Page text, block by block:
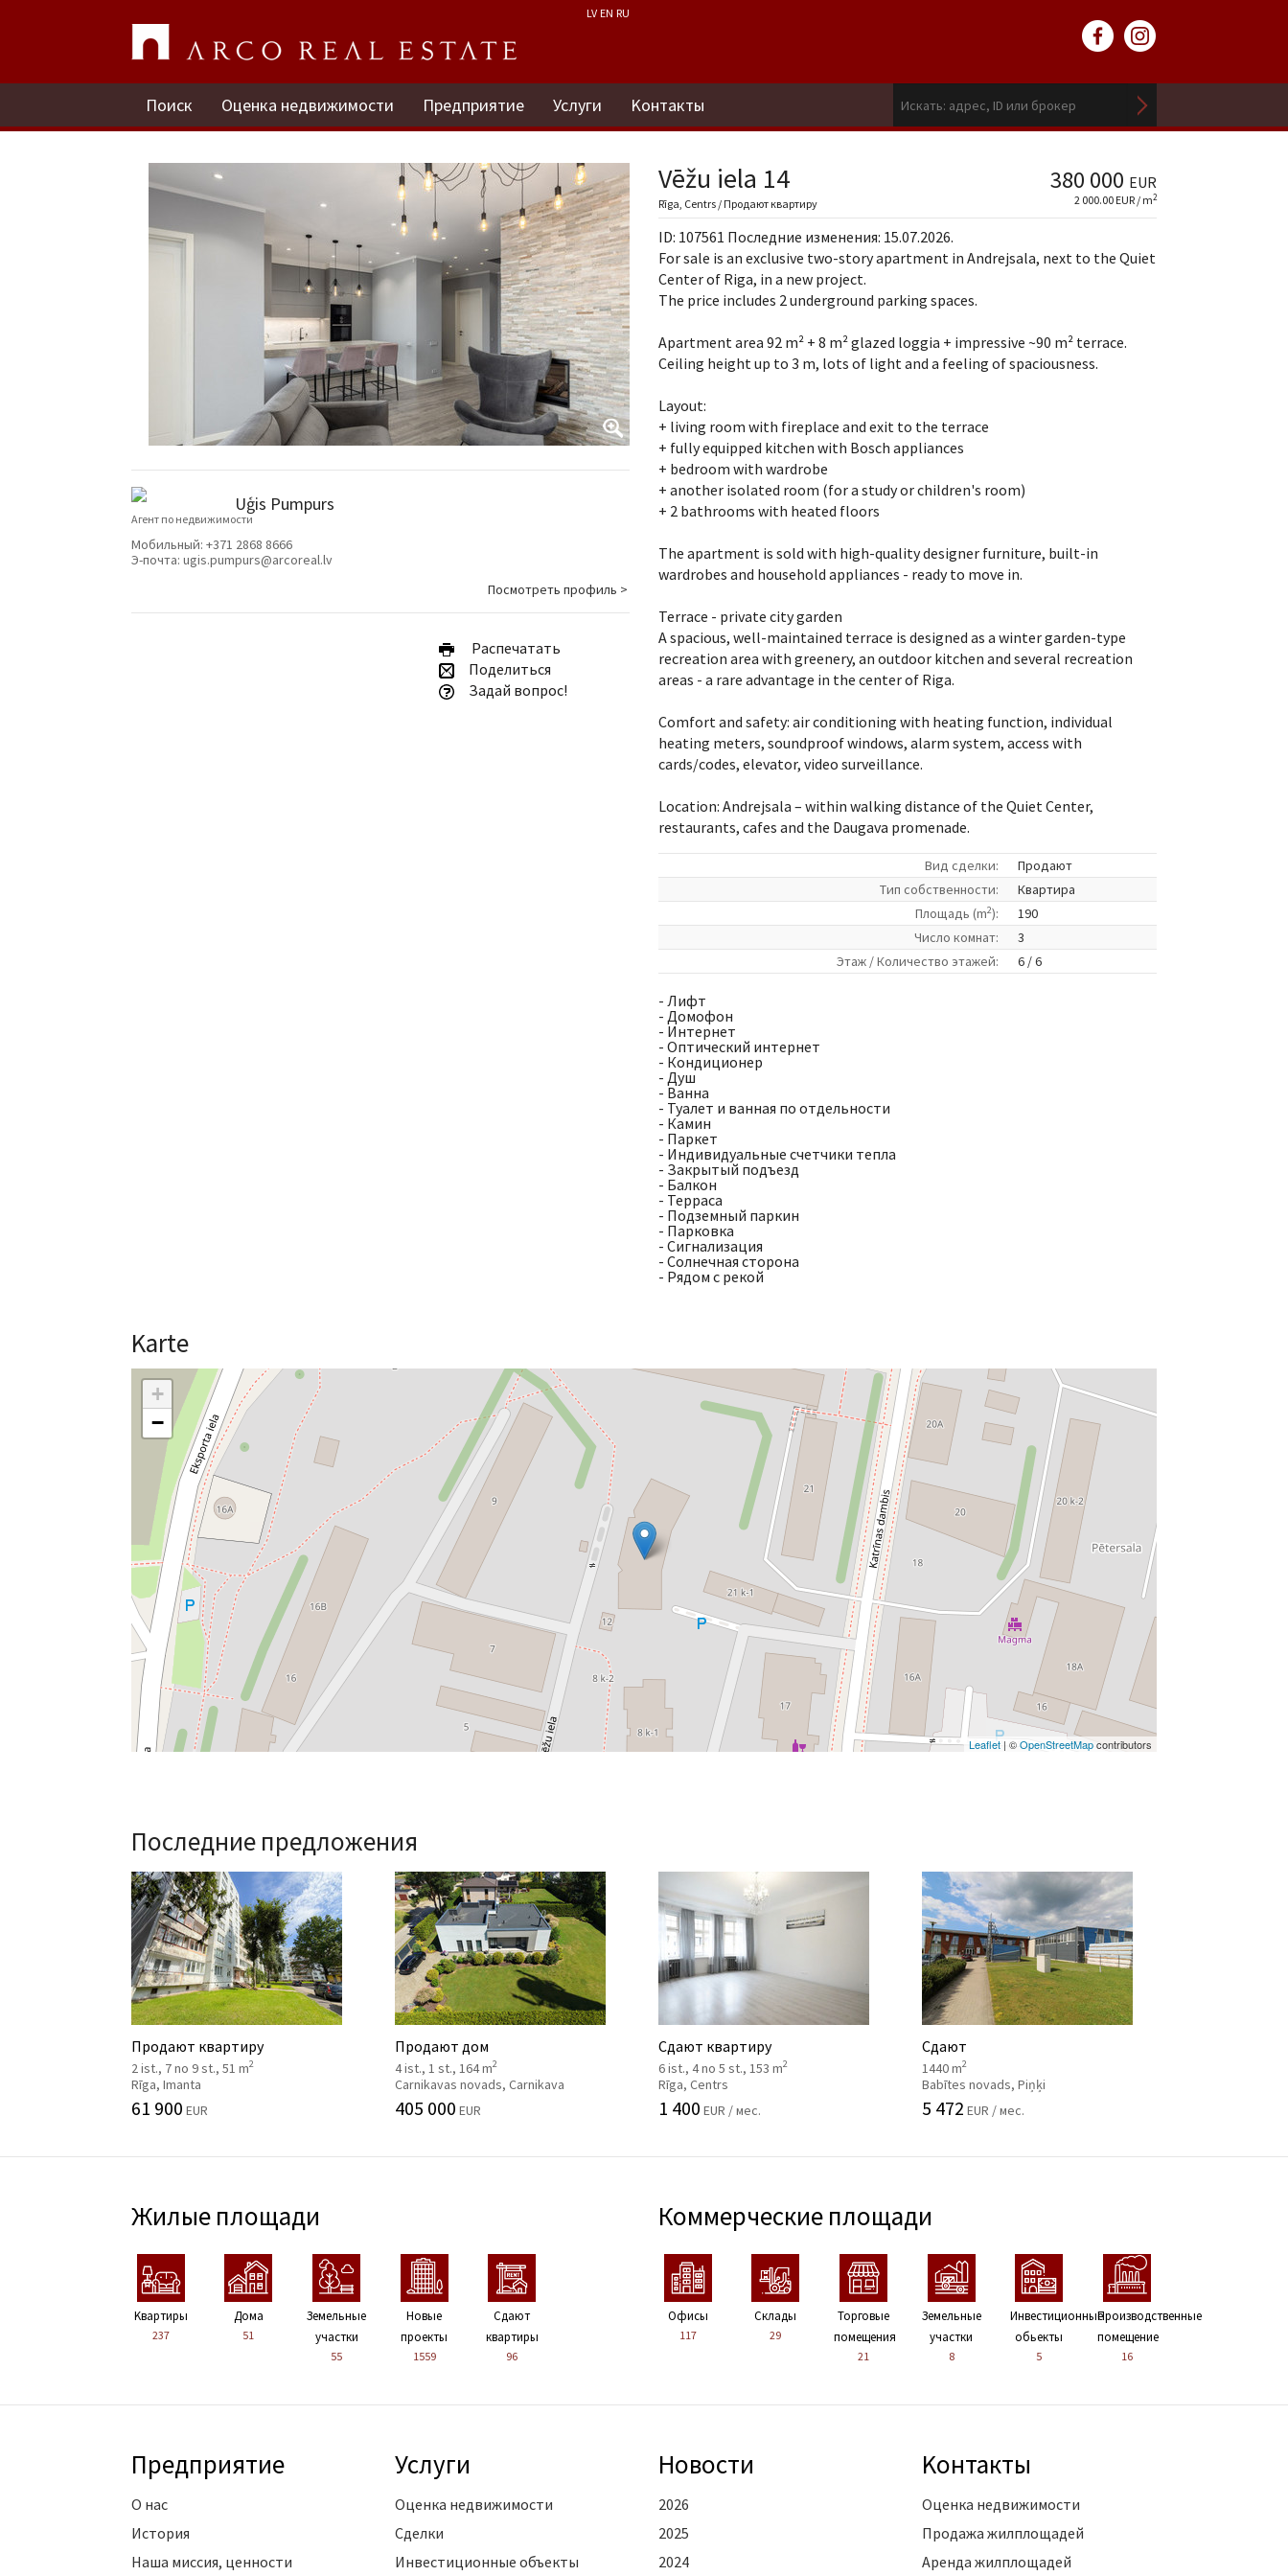
LV EN RU
Поиск Оценка недвижимости Предприятие Услуги Kонтакты
Vēžu iela 14 380 000 EUR
Rīga, Centrs / Продают квартиру 2 000.00 EUR / m2
ID: 107561 Последние изменения: 15.07.2026.
For sale is an exclusive two-story apartment in Andrejsala, next to the Quiet
Center of Riga, in a new project.
The price includes 2 underground parking spaces.
Apartment area 92 m² + 8 m² glazed loggia + impressive ~90 m² terrace.
Ceiling height up to 3 m, lots of light and a feeling of spaciousness.
Layout:
+ living room with fireplace and exit to the terrace
+ fully equipped kitchen with Bosch appliances
+ bedroom with wardrobe
+ another isolated room (for a study or children's room)
+ 2 bathrooms with heated floors
The apartment is sold with high-quality designer furniture, built-in
wardrobes and household appliances - ready to move in.
Terrace - private city garden
A spacious, well-maintained terrace is designed as a winter garden-type
recreation area with greenery, an outdoor kitchen and several recreation
areas - a rare advantage in the center of Riga.
Comfort and safety: air conditioning with heating function, individual
heating meters, soundproof windows, alarm system, access with
cards/codes, elevator, video surveillance.
Location: Andrejsala – within walking distance of the Quiet Center,
restaurants, cafes and the Daugava promenade.
Вид сделки:
Продают
Tип собственности:
Квартира
Площадь (m2):
190
Число комнат:
3
Этаж / Количество этажей:
6 / 6
- Лифт
- Домофон
- Интернет
- Оптический интернет
- Кондиционер
- Душ
- Ванна
- Туалет и ванная по отдельности
- Камин
- Паркет
- Индивидуальные счетчики тепла
- Закрытый подъезд
- Балкон
- Терраса
- Подземный паркин
- Парковка
- Сигнализация
- Солнечная сторона
- Рядом с рекой
Uģis Pumpurs
Агент по недвижимости
Мобильный: +371 2868 8666
Э-почта: ugis.pumpurs@arcoreal.lv
Посмотреть профиль >
Pаспечатать
Поделиться
Задай вопрос!
Karte
+
−
Leaflet | ©OpenStreetMapcontributors
Последние предложения
Продают квартиру
2 ist., 7 no 9 st., 51 m2
Rīga, Imanta
61 900 EUR
Продают дом
4 ist., 1 st., 164 m2
Carnikavas novads, Carnikava
405 000 EUR
Сдают квартиру
6 ist., 4 no 5 st., 153 m2
Rīga, Centrs
1 400 EUR / мес.
Сдают
1440 m2
Babītes novads, Piņķi
5 472 EUR / мес.
Жилые площади
Kвартиры
237
Дома
51
Земельные
участки
55
Новые
проекты
1559
Сдают
квартиры
96
Коммерческие площади
Офисы
117
Склады
29
Торговые
помещения
21
Земельные
участки
8
Инвестиционные
обьекты
5
Производственные
помещение
16
Предприятие
О нас
История
Наша миссия, ценности
Услуги
Оценка недвижимости
Сделки
Инвестиционные объекты
Новости
2026
2025
2024
Kонтакты
Оценка недвижимости
Продажа жилплощадей
Аренда жилплощадей